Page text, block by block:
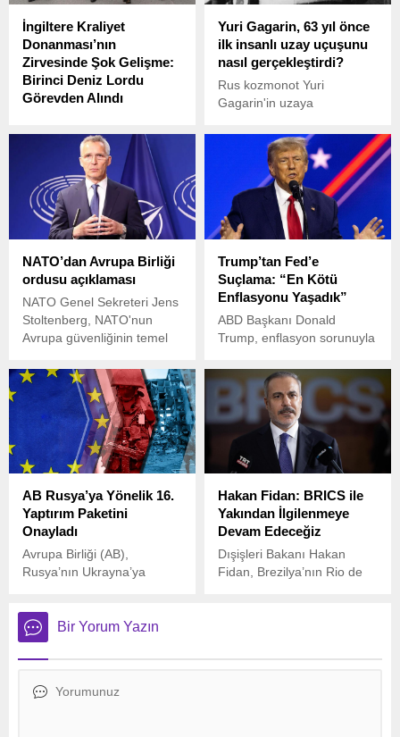
İngiltere Kraliyet
Donanması’nın
Zirvesinde Şok Gelişme:
Birinci Deniz Lordu
Görevden Alındı
Donanması’nın en üst
düzey komutanı Amiral Sir
Ben Key, görevden alındı. 8
Kasım 2021’den bu yana
Birinci Deniz Lordu olarak
görev yapan Key’in, 80.
The Mall’da düzenlenen
törende diğer üst düzey
askeri yetkililerin arasında
yer almaması dikkat
çekmişti.
Yuri Gagarin, 63 yıl önce
ilk insanlı uzay uçuşunu
nasıl gerçekleştirdi?
Rus kozmonot Yuri
Gagarin'in uzaya
yolculuğun ardından tam 63
yıl geçti. Köylü bir çiftin oğlu
olarak dünyaya gelen
Gagarin, isimsiz biri olarak
uzaya çıktı ancak geri
dönüşünde gezegenin en
Gagarin, bu yolculuk ile
neleri göze aldığının
farkında bile değildi.
NATO’dan Avrupa Birliği
ordusu açıklaması
NATO Genel Sekreteri Jens
Stoltenberg, NATO'nun
Avrupa güvenliğinin temel
kalacağını söyledi.
Trump’tan Fed’e
Suçlama: “En Kötü
Enflasyonu Yaşadık”
ABD Başkanı Donald
Trump, enflasyon sorunuyla
Jerome Powell’ı suçladı ve
ABD’nin tarihindeki en kötü
enflasyonu yaşadığını
belirtti.
AB Rusya’ya Yönelik 16.
Yaptırım Paketini
Onayladı
Avrupa Birliği (AB),
Rusya’nın Ukrayna’ya
Rusya’ya yönelik 16.
yaptırım paketini
onayladığını duyurdu.
Hakan Fidan: BRICS ile
Yakından İlgilenmeye
Devam Edeceğiz
Dışişleri Bakanı Hakan
Fidan, Brezilya’nın Rio de
değerlendirmelerde
Bir Yorum Yazın